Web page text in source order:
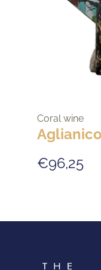
Coral wine
€96,25